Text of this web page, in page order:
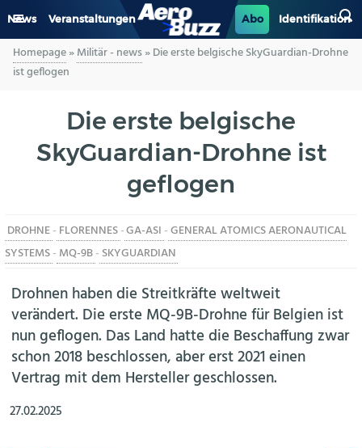
News Veranstaltungen Abo Identifikation
GENERAL AVIATION
LUFTVERKEHR
INDUSTRIE
BERUFE
AERO-KULTUR
Homepage»Militär - news»Die erste belgische SkyGuardian-Drohne
ist geflogen
Die erste belgische
SkyGuardian-Drohne ist
geflogen
DROHNE- FLORENNES-GA-ASI -GENERAL ATOMICS AERONAUTICAL
SYSTEMS- MQ-9B- SKYGUARDIAN
Drohnen haben die Streitkräfte weltweit
verändert. Die erste MQ-9B-Drohne für Belgien ist
nun geflogen. Das Land hatte die Beschaffung zwar
schon 2018 beschlossen, aber erst 2021 einen
Vertrag mit dem Hersteller geschlossen.
27.02.2025